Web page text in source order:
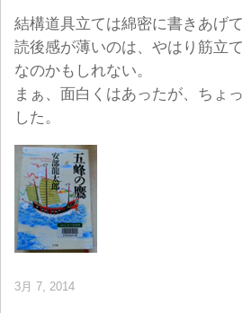
結構道具立ては綿密に書きあげ
読後感が薄いのは、やはり筋立
なのかもしれない。
まぁ、面白くはあったが、ちょ
した。
3月 7, 2014